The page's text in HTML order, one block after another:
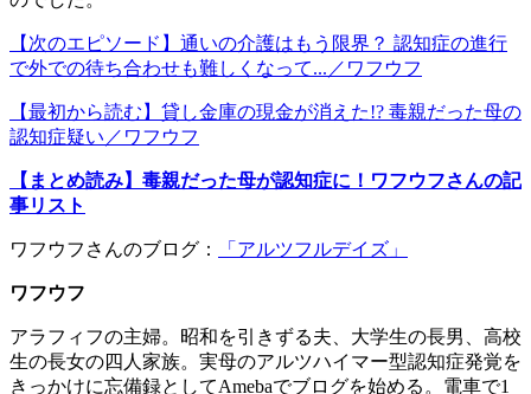
【次のエピソード】通いの介護はもう限界？ 認知症の進行
で外での待ち合わせも難しくなって...／ワフウフ
【最初から読む】貸し金庫の現金が消えた!? 毒親だった母の
認知症疑い／ワフウフ
【まとめ読み】毒親だった母が認知症に！ワフウフさんの記
事リスト
ワフウフさんのブログ： 「アルツフルデイズ」
ワフウフ
アラフィフの主婦。昭和を引きずる夫、大学生の長男、高校
生の長女の四人家族。実母のアルツハイマー型認知症発覚を
きっかけに忘備録としてAmebaでブログを始める。電車で1